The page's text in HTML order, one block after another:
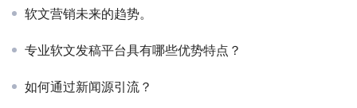
软文营销未来的趋势。
专业软文发稿平台具有哪些优势特点？
如何通过新闻源引流？